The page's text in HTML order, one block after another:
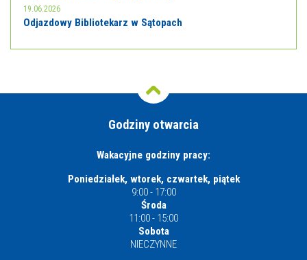
19.06.2026
Odjazdowy Bibliotekarz w Sątopach
Godziny otwarcia
Wakacyjne godziny pracy:
Poniedziałek, wtorek, czwartek, piątek
9:00 - 17:00
Środa
11:00 - 15:00
Sobota
NIECZYNNE